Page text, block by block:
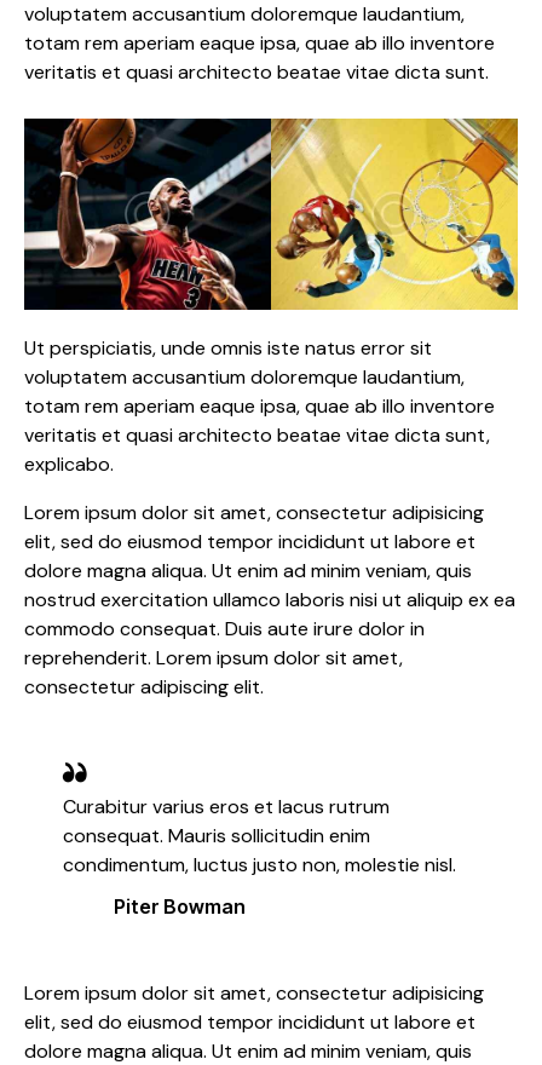
voluptatem accusantium doloremque laudantium,
totam rem aperiam eaque ipsa, quae ab illo inventore
veritatis et quasi architecto beatae vitae dicta sunt.
Ut perspiciatis, unde omnis iste natus error sit
voluptatem accusantium doloremque laudantium,
totam rem aperiam eaque ipsa, quae ab illo inventore
veritatis et quasi architecto beatae vitae dicta sunt,
explicabo.
Lorem ipsum dolor sit amet, consectetur adipisicing
elit, sed do eiusmod tempor incididunt ut labore et
dolore magna aliqua. Ut enim ad minim veniam, quis
nostrud exercitation ullamco laboris nisi ut aliquip ex ea
commodo consequat. Duis aute irure dolor in
reprehenderit. Lorem ipsum dolor sit amet,
consectetur adipiscing elit.
Curabitur varius eros et lacus rutrum
consequat. Mauris sollicitudin enim
condimentum, luctus justo non, molestie nisl.
Piter Bowman
Lorem ipsum dolor sit amet, consectetur adipisicing
elit, sed do eiusmod tempor incididunt ut labore et
dolore magna aliqua. Ut enim ad minim veniam, quis